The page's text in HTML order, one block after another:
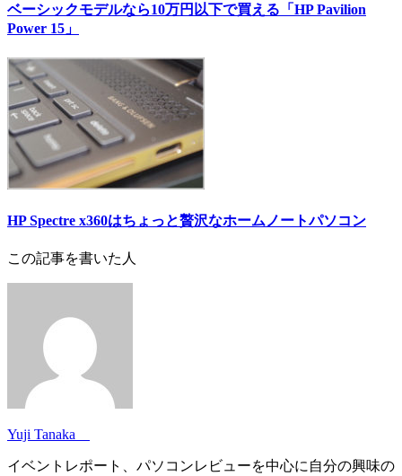
ベーシックモデルなら10万円以下で買える「HP Pavilion
Power 15」
HP Spectre x360はちょっと贅沢なホームノートパソコン
この記事を書いた人
Yuji Tanaka
イベントレポート、パソコンレビューを中心に自分の興味の